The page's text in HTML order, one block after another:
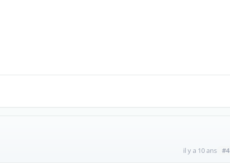
il y a 10 ans #4